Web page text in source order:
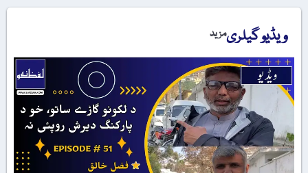
ویڈیو گیلریمزید